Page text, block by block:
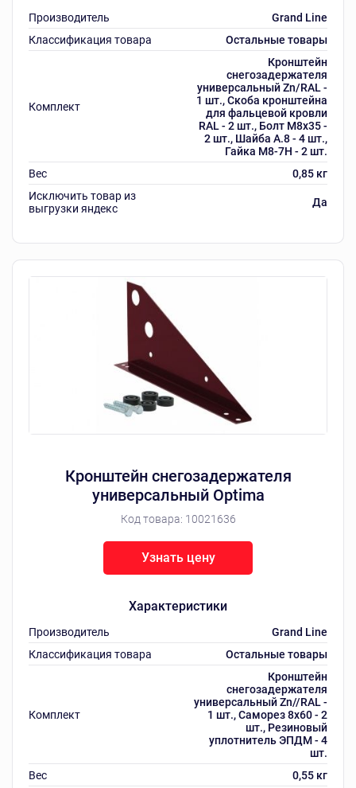
Производитель
Grand Line
Классификация товара
Остальные товары
Комплект
Кронштейн
снегозадержателя
универсальный Zn/RAL -
1 шт., Скоба кронштейна
для фальцевой кровли
RAL - 2 шт., Болт М8х35 -
2 шт., Шайба А.8 - 4 шт.,
Гайка М8-7Н - 2 шт.
Вес
0,85 кг
Исключить товар из
выгрузки яндекс
Да
Кронштейн снегозадержателя
универсальный Optima
Код товара: 10021636
Характеристики
Производитель
Grand Line
Классификация товара
Остальные товары
Комплект
Кронштейн
снегозадержателя
универсальный Zn//RAL -
1 шт., Саморез 8х60 - 2
шт., Резиновый
уплотнитель ЭПДМ - 4
шт.
Вес
0,55 кг
Узнать цену